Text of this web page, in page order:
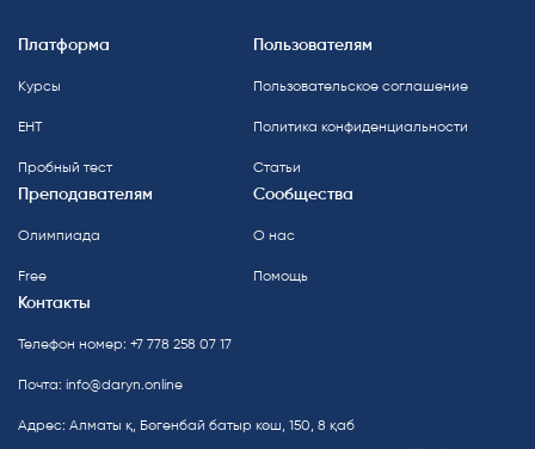
Платформа
Курсы
ЕНТ
Пробный тест
Пользователям
Пользовательское соглашение
Политика конфиденциальности
Статьи
Преподавателям
Олимпиада
Free
Сообщества
О нас
Помощь
Контакты
Телефон номер: +7 778 258 07 17
Почта: info@daryn.online
Адрес: Алматы қ, Бөгенбай батыр көш, 150, 8 қаб